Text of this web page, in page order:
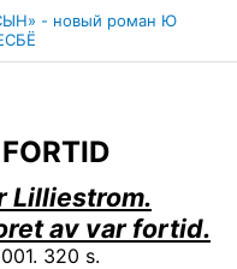
- новый роман Ю
Lilliestrom.
av var fortid.
320 s.